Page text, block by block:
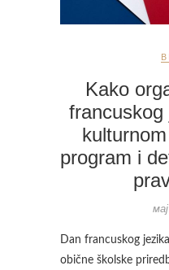
Kako
francuskog
program i
Dan francuskog
obične školske